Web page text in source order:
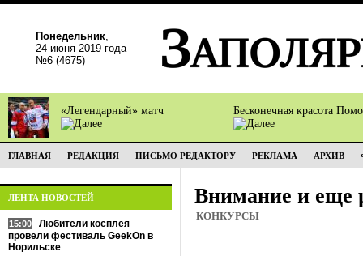
Понедельник,
24 июня 2019 года
№6 (4675)
«Легендарный» матч Бесконечная красота
ГЛАВНАЯ РЕДАКЦИЯ ПИСЬМО РЕДАКТОРУ РЕКЛАМА АРХИВ
ЛЕНТА НОВОСТЕЙ
15:00
Любители косплея
провели фестиваль GeekOn в
Норильске
Внимание и еще
КОНКУРСЫ